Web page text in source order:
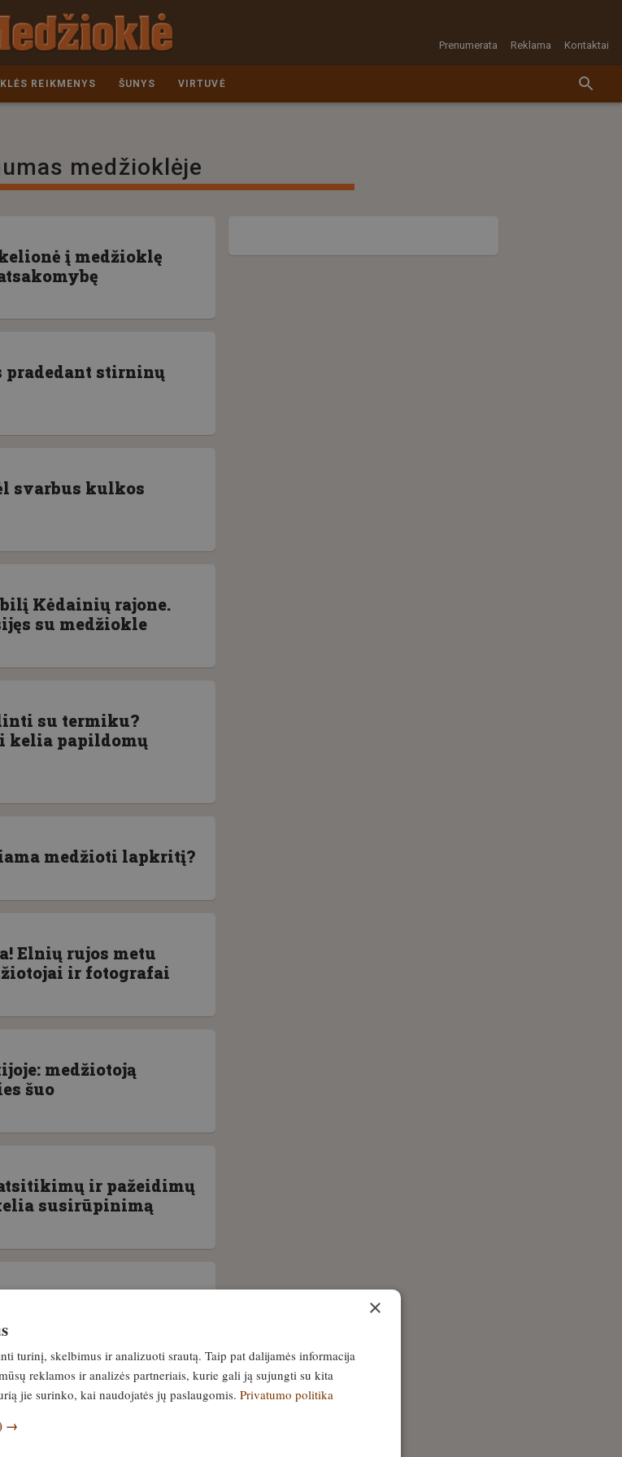
Prenumerata Reklama Kontaktai
REIKMENYS ŠUNYS VIRTUVĖ
medžioklėje
į medžioklę
pradedant stirninų
svarbus kulkos
Kėdainių rajone.
su medžiokle
su termiku?
kelia papildomų
medžioti lapkritį?
Elnių rujos metu
ir fotografai
medžiotoją
šuo
ir pažeidimų
susirūpinimą
išvežtas į
gali sprogti ginklo
×
turinį, skelbimus ir analizuoti srautą. Taip pat dalijamės informacija
reklamos ir analizės partneriais, kurie gali ją sujungti su kita
jie surinko, kai naudojatės jų paslaugomis. Privatumo politika
→